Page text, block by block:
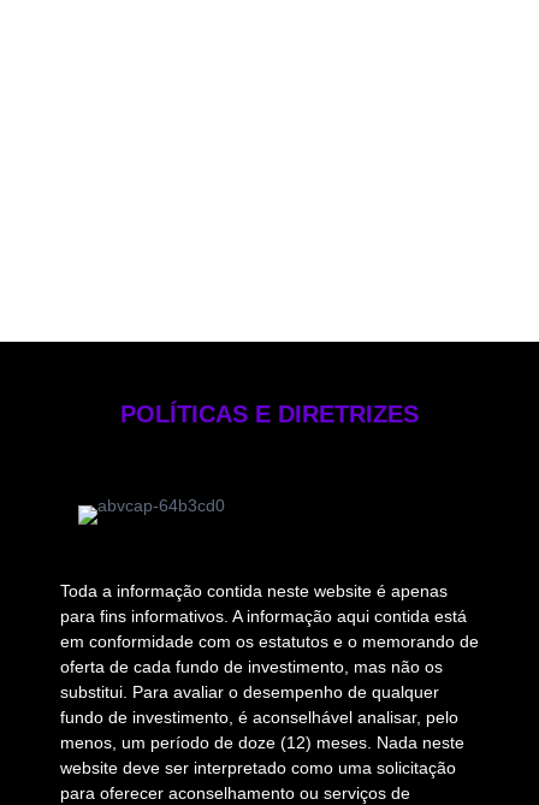
POLÍTICAS E DIRETRIZES
Toda a informação contida neste website é apenas
para fins informativos. A informação aqui contida está
em conformidade com os estatutos e o memorando de
oferta de cada fundo de investimento, mas não os
substitui. Para avaliar o desempenho de qualquer
fundo de investimento, é aconselhável analisar, pelo
menos, um período de doze (12) meses. Nada neste
website deve ser interpretado como uma solicitação
para oferecer aconselhamento ou serviços de